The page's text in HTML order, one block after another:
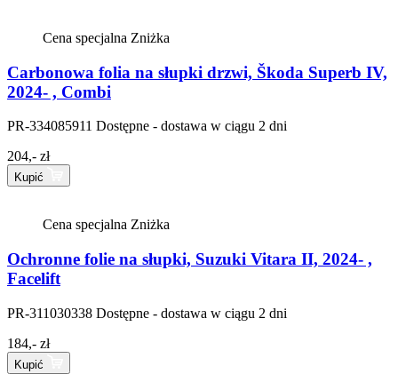
Cena specjalna Zniżka
Carbonowa folia na słupki drzwi, Škoda Superb IV,
2024- , Combi
PR-334085911 Dostępne - dostawa w ciągu 2 dni
204,- zł
Kupić
Cena specjalna Zniżka
Ochronne folie na słupki, Suzuki Vitara II, 2024- ,
Facelift
PR-311030338 Dostępne - dostawa w ciągu 2 dni
184,- zł
Kupić